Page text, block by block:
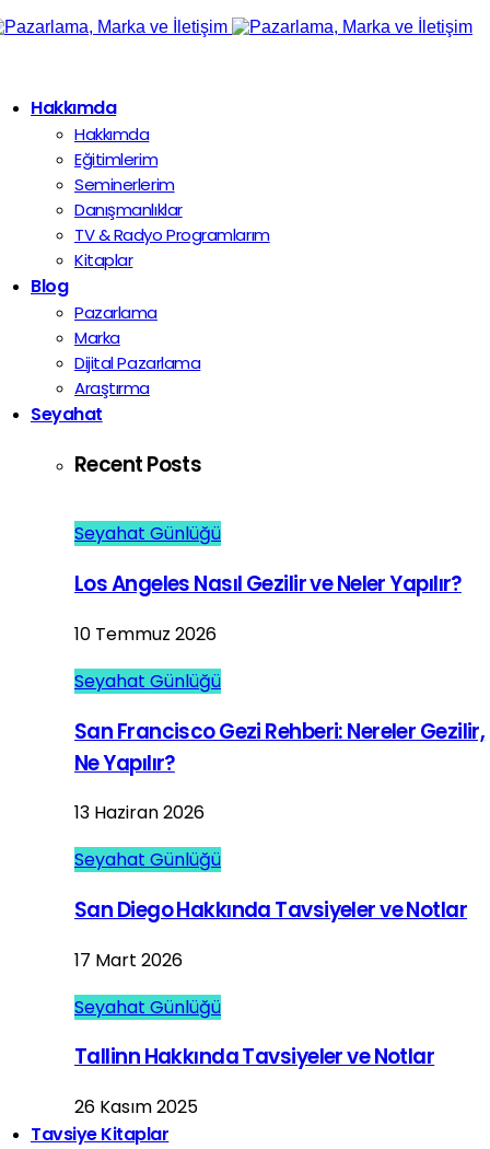
Hakkımda
Hakkımda
Eğitimlerim
Seminerlerim
Danışmanlıklar
TV & Radyo Programlarım
Kitaplar
Blog
Pazarlama
Marka
Dijital Pazarlama
Araştırma
Seyahat
Recent Posts
Seyahat Günlüğü
Los Angeles Nasıl Gezilir ve Neler Yapılır?
10 Temmuz 2026
Seyahat Günlüğü
San Francisco Gezi Rehberi: Nereler Gezilir,
Ne Yapılır?
13 Haziran 2026
Seyahat Günlüğü
San Diego Hakkında Tavsiyeler ve Notlar
17 Mart 2026
Seyahat Günlüğü
Tallinn Hakkında Tavsiyeler ve Notlar
26 Kasım 2025
Tavsiye Kitaplar